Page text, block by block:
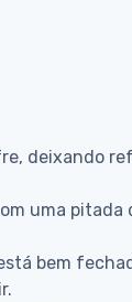
deixando
uma pitada
bem